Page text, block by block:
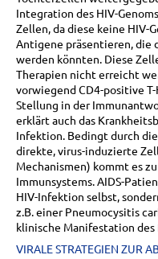
Integration des HIV-
Zellen, da diese keine HIV-
Antigene präsentieren, die
werden könnten. Diese
Therapien nicht erreicht
vorwiegend CD4-positive
Stellung in der
erklärt auch das
Infektion. Bedingt durch
direkte, virus-induzierte
Mechanismen) kommt es
Immunsystems. AIDS-
HIV-Infektion selbst,
z.B. einer Pneumocysitis
klinische Manifestation
VIRALE STRATEGIEN ZUR